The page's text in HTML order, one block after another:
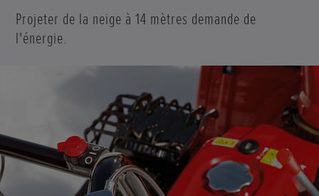
Projeter de la neige à 14 mètres demande de
l'énergie.